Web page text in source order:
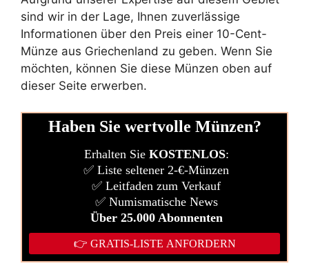
sind wir in der Lage, Ihnen zuverlässige
Informationen über den Preis einer 10-Cent-
Münze aus Griechenland zu geben. Wenn Sie
möchten, können Sie diese Münzen oben auf
dieser Seite erwerben.